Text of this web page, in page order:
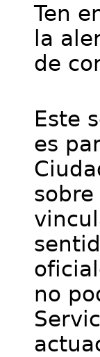
Ten
la
de
Este
es
no